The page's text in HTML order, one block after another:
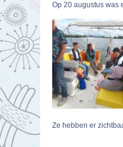
Op 20 augustus was
Ze hebben er